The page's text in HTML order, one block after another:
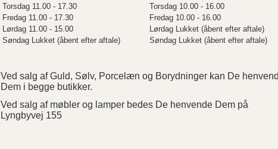
Torsdag 11.00 - 17.30
Torsdag 10.00 - 16.00
Fredag 11.00 - 17.30
Fredag 10.00 - 16.00
Lørdag 11.00 - 15.00
Lørdag Lukket (åbent efter aftale)
Søndag Lukket (åbent efter aftale)
Søndag Lukket (åbent efter aftale)
Ved salg af Guld, Sølv, Porcelæn og Borydninger kan De
Dem i begge butikker.
Ved salg af møbler og lamper bedes De henvende Dem på
Lyngbyvej 155